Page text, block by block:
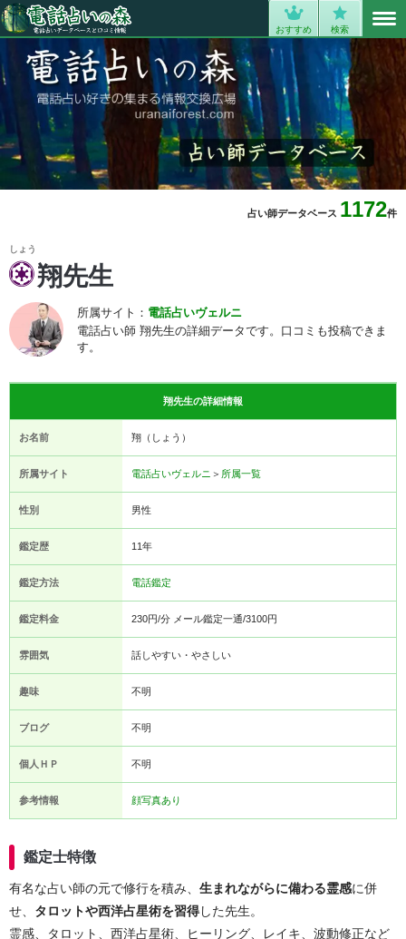
おすすめ 検索
占い師データベース 1172件
しょう
翔先生
所属サイト： 電話占いヴェルニ
電話占い師 翔先生の詳細データです。口コミも投稿できま
す。
翔先生の詳細情報
お名前 翔（しょう）
所属サイト 電話占いヴェルニ ＞ 所属一覧
性別 男性
鑑定歴 11年
鑑定方法 電話鑑定
鑑定料金 230円/分 メール鑑定一通/3100円
雰囲気 話しやすい・やさしい
趣味 不明
ブログ 不明
個人ＨＰ 不明
参考情報 顔写真あり
鑑定士特徴
有名な占い師の元で修行を積み、 生まれながらに備わる霊感に併
せ、 タロットや西洋占星術を習得した先生。
霊感、タロット、西洋占星術、ヒーリング、レイキ、波動修正など